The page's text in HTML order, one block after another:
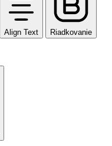
Align Text Riadkovanie